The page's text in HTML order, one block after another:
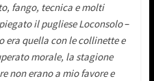
fango, tecnica e molti
il pugliese Loconsolo–
era quella con le collinette e
morale, la stagione
non erano a mio favore e